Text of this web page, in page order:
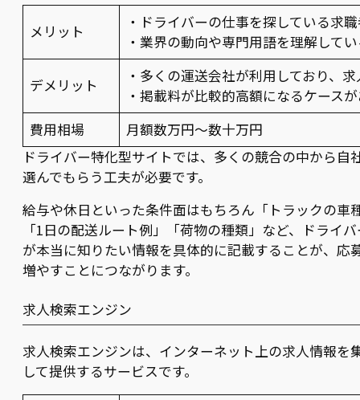
メリット
・ドライバーの仕事を探している求
・業界の動向や専門用語を理解して
デメリット
・多くの運送会社が利用しており、
・掲載料が比較的高額になるケース
費用相場
月額数万円～数十万円
ドライバー特化型サイトでは、多くの競合の中から自
選んでもらう工夫が必要です。
給与や休日といった条件面はもちろん「トラックの車
「1日の配送ルート例」「荷物の種類」など、ドライ
が本当に知りたい情報を具体的に記載することが、応
増やすことにつながります。
求人検索エンジン
求人検索エンジンは、インターネット上の求人情報を
して提供するサービスです。